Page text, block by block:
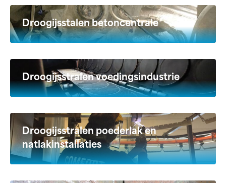
Droogijsstalen betoncentrale
Droogijsstralen voedingsindustrie
Droogijsstralen poederlak en
natlakinstallaties